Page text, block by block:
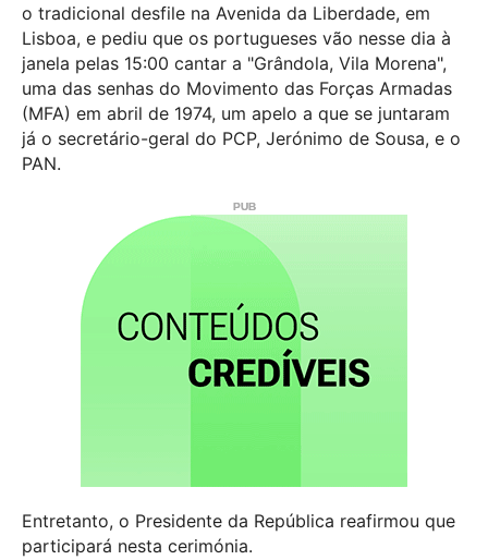
o tradicional desfile na Avenida da Liberdade, em
Lisboa, e pediu que os portugueses vão nesse dia à
janela pelas 15:00 cantar a "Grândola, Vila Morena",
uma das senhas do Movimento das Forças Armadas
(MFA) em abril de 1974, um apelo a que se juntaram
já o secretário-geral do PCP, Jerónimo de Sousa, e o
PAN.
Entretanto, o Presidente da República reafirmou que
participará nesta cerimónia.